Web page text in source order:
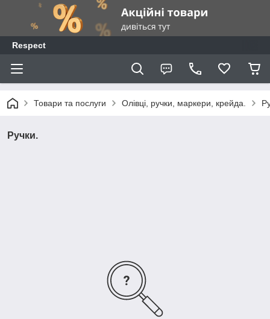
Respect
Товари та послуги Олівці, ручки, маркери, крейда.
Ручки.